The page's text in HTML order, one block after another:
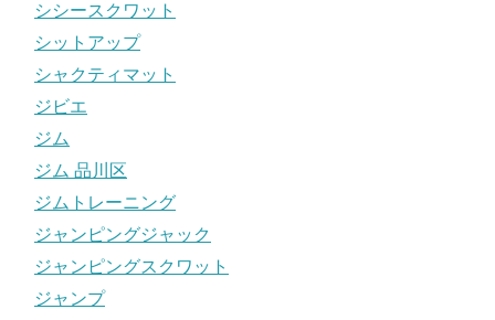
シシースクワット
シットアップ
シャクティマット
ジビエ
ジム
ジム 品川区
ジムトレーニング
ジャンピングジャック
ジャンピングスクワット
ジャンプ